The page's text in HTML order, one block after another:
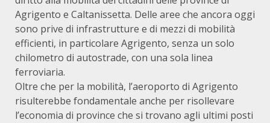
Agrigento e Caltanissetta. Delle aree che ancora oggi
sono prive di infrastrutture e di mezzi di mobilità
efficienti, in particolare Agrigento, senza un solo
chilometro di autostrade, con una sola linea
ferroviaria.
Oltre che per la mobilità, l’aeroporto di Agrigento
risulterebbe fondamentale anche per risollevare
l’economia di province che si trovano agli ultimi posti